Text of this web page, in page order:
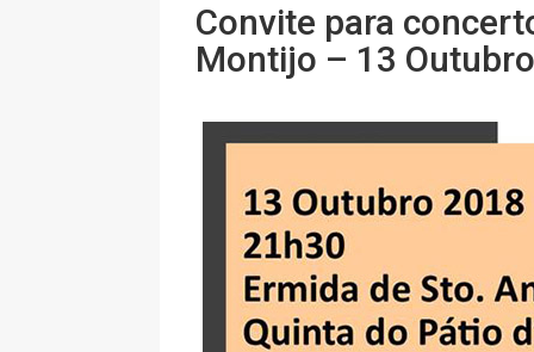
Convite para
Montijo – 13